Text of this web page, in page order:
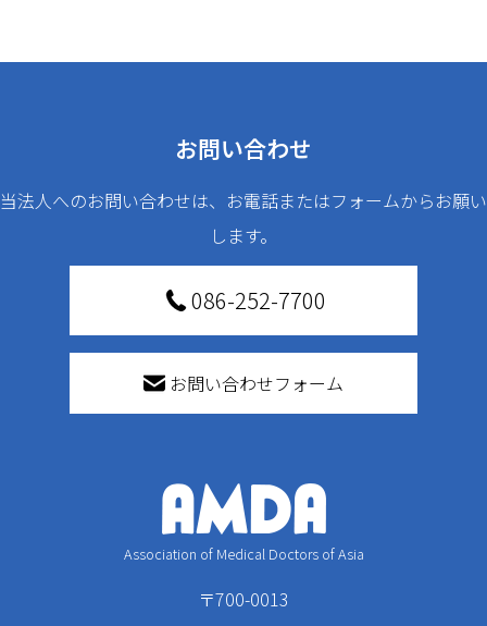
お問い合わせ
当法人へのお問い合わせは、お電話またはフォームからお願い
します。
086-252-7700
お問い合わせフォーム
Association of Medical Doctors of Asia
〒700-0013